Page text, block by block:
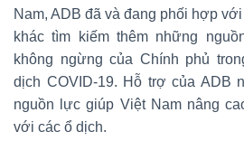
Nam, ADB đã và đang phối hợp
khác tìm kiếm thêm những
không ngừng của Chính phủ
dịch COVID-19. Hỗ trợ của ADB
nguồn lực giúp Việt Nam nâng
với các ổ dịch.